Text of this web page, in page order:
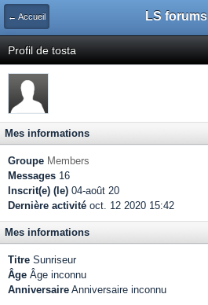
← Accueil LS forums
Profil de tosta
Mes informations
Groupe Members
Messages 16
Inscrit(e) (le) 04-août 20
Dernière activité oct. 12 2020 15:42
Mes informations
Titre Sunriseur
Âge Âge inconnu
Anniversaire Anniversaire inconnu